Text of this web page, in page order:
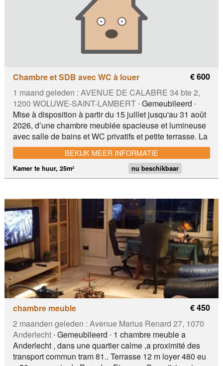
Chambre et SDB avec WC à louer
1 maand geleden : AVENUE DE CALABRE 34 bte 2,
1200 WOLUWE-SAINT-LAMBERT∙ Gemeubileerd ∙
Mise à disposition à partir du 15 juillet jusqu'au 31 août
2026, d’une chambre meublée spacieuse et lumineuse
avec salle de bains et WC privatifs et petite terrasse. La
chambre est dans un appartement au rez-de chaussée
d’un immeuble, situé dans un quartier calme, résidentiel
et boisé, où vit la propriétaire. Le linge de lit et serviettes
de bains sont fournis. A proximité de la station
est abondant (bus-tram-métro). Ainsi que de nombreux
petits et grands commerces dont le Shopping de
Woluwe - le shopping CORA - l’hôpital Saint Luc (20’ à
pied) …
Kamer te huur, 25m² nu beschikbaar
€ 600
BEKIJK MEER INFORMATIE
chambre meuble
2 maanden geleden : Avenue Marius Renard 27, 1070
Anderlecht∙ Gemeubileerd ∙ 1 chambre meuble a
Anderlecht , dans une quartier calme ,a proximité des
transport commun tram 81.. Terrasse 12 m loyer 480 eu
€ 450